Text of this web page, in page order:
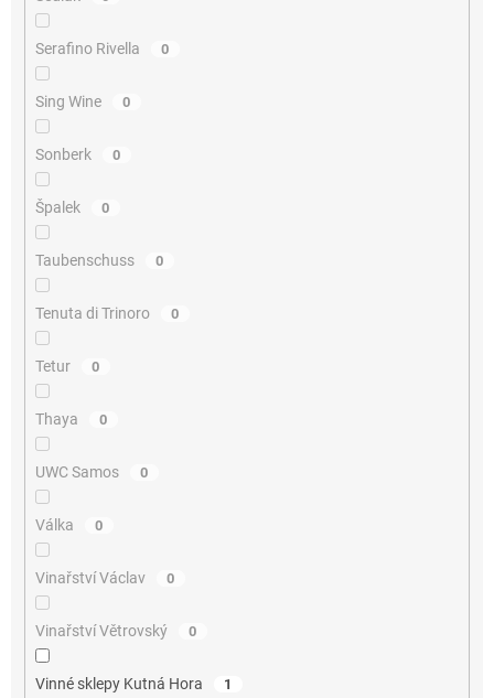
Serafino Rivella 0
Sing Wine 0
Sonberk 0
Špalek 0
Taubenschuss 0
Tenuta di Trinoro 0
Tetur 0
Thaya 0
UWC Samos 0
Válka 0
Vinařství Václav 0
Vinařství Větrovský 0
Vinné sklepy Kutná Hora 1